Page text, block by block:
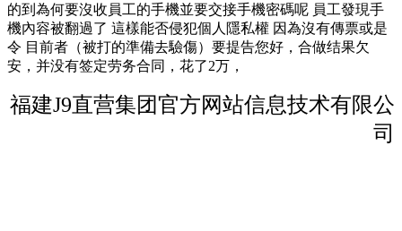
的到為何要沒收員工的手機並要交接手機密碼呢 員工發現手
機內容被翻過了 這樣能否侵犯個人隱私權 因為沒有傳票或是
令 目前者（被打的準備去驗傷）要提告您好，合做结果欠
安，并没有签定劳务合同，花了2万，
福建J9直营集团官方网站信息技术有限公
司